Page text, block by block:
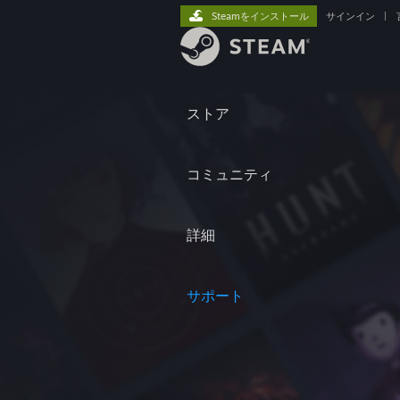
ストア
コミュニティ
詳細
サポート
Steamをインストール サインイン